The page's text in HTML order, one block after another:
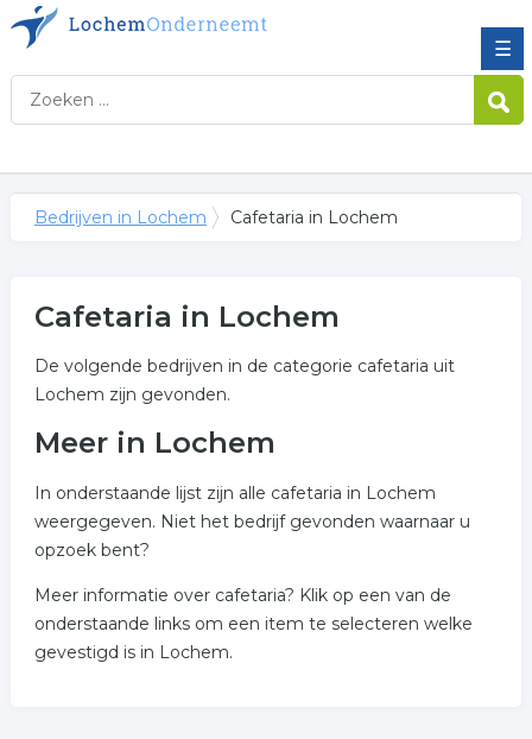
☰
Bedrijven in Lochem Cafetaria in Lochem
Cafetaria in Lochem
De volgende bedrijven in de categorie cafetaria uit
Lochem zijn gevonden.
Meer in Lochem
In onderstaande lijst zijn alle cafetaria in Lochem
weergegeven. Niet het bedrijf gevonden waarnaar u
opzoek bent?
Meer informatie over cafetaria? Klik op een van de
onderstaande links om een item te selecteren welke
gevestigd is in Lochem.